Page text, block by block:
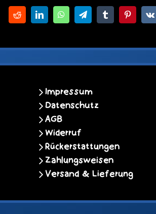
RedditLinkedInWhatsAppTelegramTumblrPinterest
Vk
Impressum
Datenschutz
AGB
Widerruf
Rückerstattungen
Zahlungsweisen
Versand & Lieferung